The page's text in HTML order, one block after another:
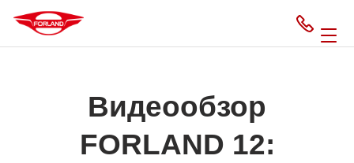
Видеообзор
FORLAND 12: